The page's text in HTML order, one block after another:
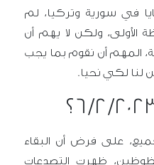
في سورية وتركيا، لم
ولكن لا يهم أن
أن نقوم بما يجب
لكي نحيا.
؟
،على فرض أن البقاء
ظهرت التصدعات